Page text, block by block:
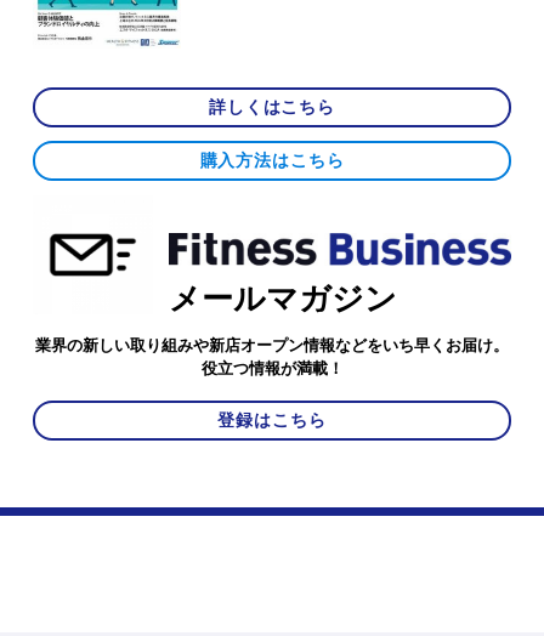
詳しくはこちら
購入方法はこちら
メールマガジン
業界の新しい取り組みや新店オープン情報などをいち早くお届け。
役立つ情報が満載！
登録はこちら